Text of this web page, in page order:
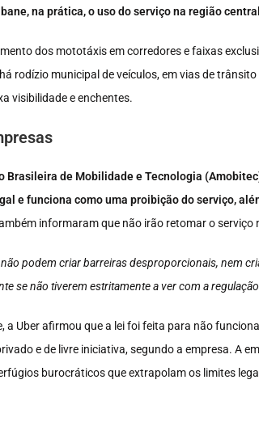
na prática, o uso do serviço na região
dos mototáxis em corredores e faixas
rodízio municipal de veículos, em vias de
visibilidade e enchentes.
Brasileira de Mobilidade e Tecnologia
e funciona como uma proibição do serviço,
informaram que não irão retomar o
podem criar barreiras desproporcionais, nem
se não tiverem estritamente a ver com a
a Uber afirmou que a lei foi feita para não
e de livre iniciativa, segundo a empresa. A
burocráticos que extrapolam os limites